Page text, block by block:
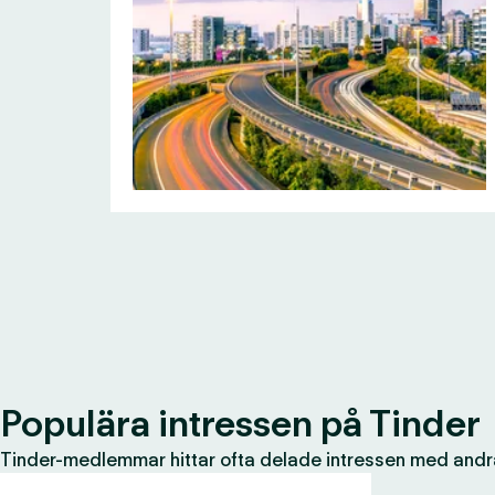
Populära intressen på Tinder
Tinder-medlemmar hittar ofta delade intressen med